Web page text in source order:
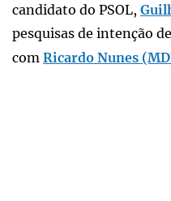
candidato do PSOL,
pesquisas de intenção
com Ricardo Nunes